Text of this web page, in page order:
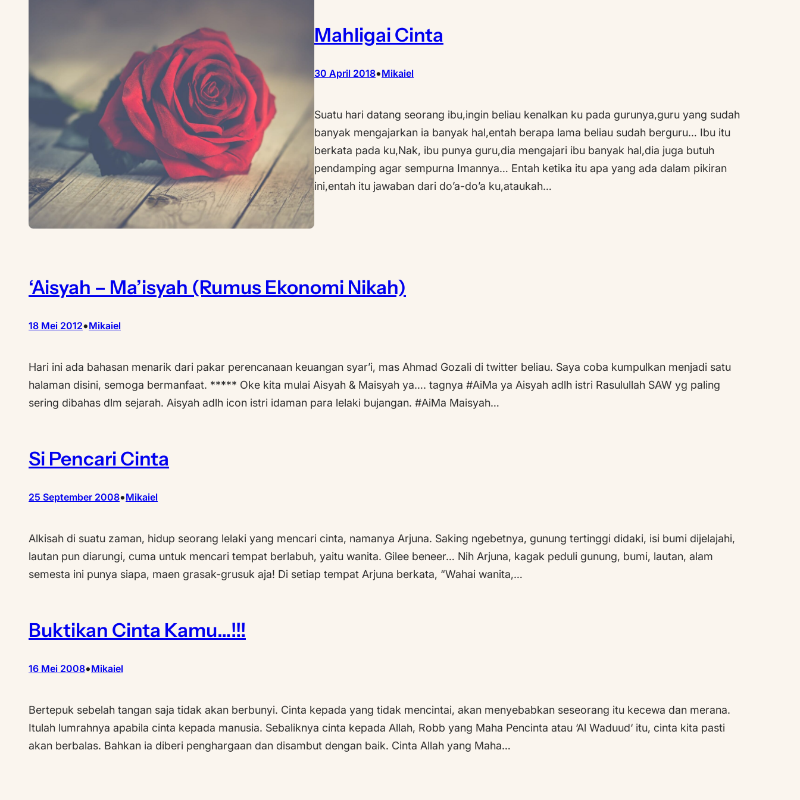
Mahligai Cinta
30 April 2018•Mikaiel
Suatu hari datang seorang ibu,ingin beliau kenalkan ku pada gurunya,guru yang sudah
banyak mengajarkan ia banyak hal,entah berapa lama beliau sudah berguru… Ibu itu
berkata pada ku,Nak, ibu punya guru,dia mengajari ibu banyak hal,dia juga butuh
pendamping agar sempurna Imannya… Entah ketika itu apa yang ada dalam pikiran
ini,entah itu jawaban dari do’a-do’a ku,ataukah…
‘Aisyah – Ma’isyah (Rumus Ekonomi Nikah)
18 Mei 2012•Mikaiel
Hari ini ada bahasan menarik dari pakar perencanaan keuangan syar’i, mas Ahmad Gozali di twitter beliau. Saya coba kumpulkan menjadi satu
halaman disini, semoga bermanfaat. ***** Oke kita mulai Aisyah & Maisyah ya…. tagnya #AiMa ya Aisyah adlh istri Rasulullah SAW yg paling
sering dibahas dlm sejarah. Aisyah adlh icon istri idaman para lelaki bujangan. #AiMa Maisyah…
Si Pencari Cinta
25 September 2008•Mikaiel
Alkisah di suatu zaman, hidup seorang lelaki yang mencari cinta, namanya Arjuna. Saking ngebetnya, gunung tertinggi didaki, isi bumi dijelajahi,
lautan pun diarungi, cuma untuk mencari tempat berlabuh, yaitu wanita. Gilee beneer… Nih Arjuna, kagak peduli gunung, bumi, lautan, alam
semesta ini punya siapa, maen grasak-grusuk aja! Di setiap tempat Arjuna berkata, “Wahai wanita,…
Buktikan Cinta Kamu…!!!
16 Mei 2008•Mikaiel
Bertepuk sebelah tangan saja tidak akan berbunyi. Cinta kepada yang tidak mencintai, akan menyebabkan seseorang itu kecewa dan merana.
Itulah lumrahnya apabila cinta kepada manusia. Sebaliknya cinta kepada Allah, Robb yang Maha Pencinta atau ‘Al Waduud‘ itu, cinta kita pasti
akan berbalas. Bahkan ia diberi penghargaan dan disambut dengan baik. Cinta Allah yang Maha…